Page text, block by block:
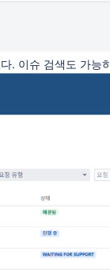
. 이슈 검색도 가능